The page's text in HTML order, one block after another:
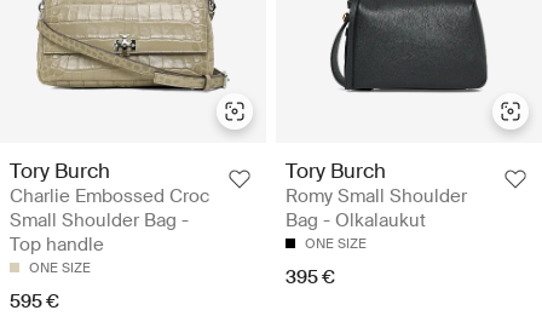
Tory Burch
Charlie Embossed Croc
Small Shoulder Bag -
Top handle
ONE SIZE
595 €
Tory Burch
Romy Small Shoulder
Bag - Olkalaukut
ONE SIZE
395 €